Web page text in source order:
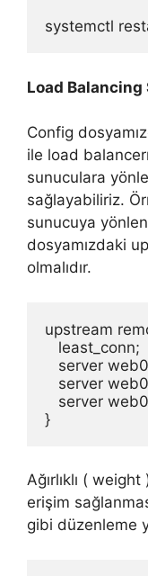
systemctl
Load Balancing
Config
ile load
sunuculara
sağlayabiliriz.
sunucuya
dosyamızdaki
olmalıdır.
upstream
   least_conn;
server
server
server
}
Ağırlıklı (
erişim
gibi düzenleme